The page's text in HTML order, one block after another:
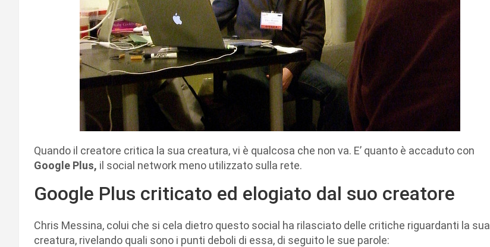
Quando il creatore critica la sua creatura, vi è qualcosa che non va. E’ quanto è accaduto con
Google Plus, il social network meno utilizzato sulla rete.
Google Plus criticato ed elogiato dal suo creatore
Chris Messina, colui che si cela dietro questo social ha rilasciato delle critiche riguardanti la sua
creatura, rivelando quali sono i punti deboli di essa, di seguito le sue parole: